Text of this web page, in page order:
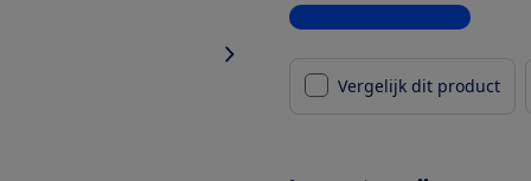
Bekijk alle specificaties
Vergelijk dit product